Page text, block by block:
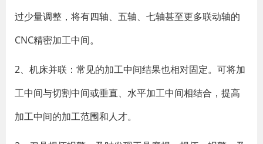
过少量调整，将有四轴、五轴、七轴甚至更多联动轴的
CNC精密加工中间。
2、机床并联：常见的加工中间结果也相对固定。可将加
工中间与切割中间或垂直、水平加工中间相结合，提高
加工中间的加工范围和人才。